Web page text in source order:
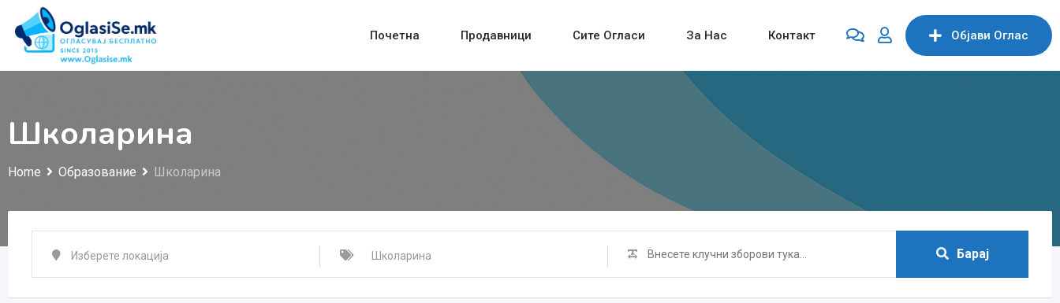
content
Објави Oглас
Почетна Продавници Сите Огласи За Нас Контакт
Школарина
Home Образование Школарина
Барај